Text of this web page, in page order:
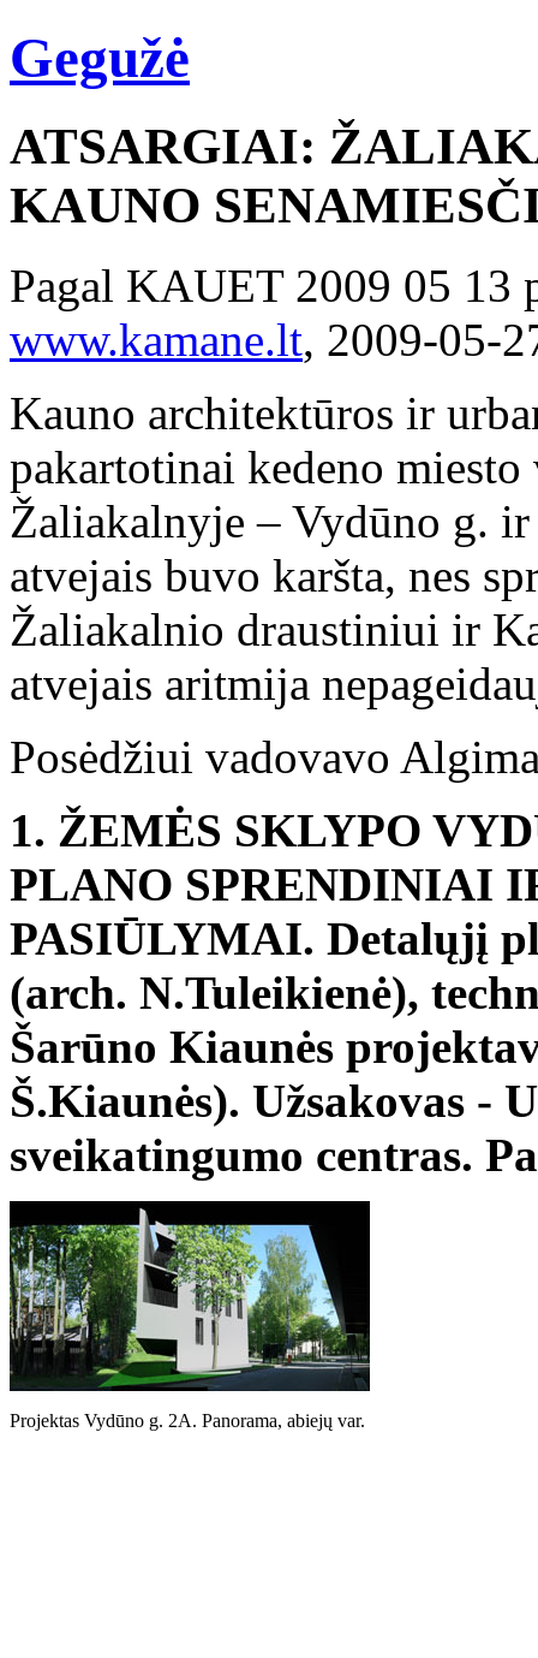
Gegužė
ATSARGIAI:
KAUNO
Pagal KAUET 2009 05 13
www.kamane.lt, 2009-05-
Kauno architektūros ir
pakartotinai kedeno
Žaliakalnyje – Vydūno g.
atvejais buvo karšta, nes
Žaliakalnio draustiniui ir
atvejais aritmija
Posėdžiui vadovavo
1. ŽEMĖS SKLYPO
PLANO SPRENDINIAI
PASIŪLYMAI. Detalųjį
(arch. N.Tuleikienė),
Šarūno Kiaunės
Š.Kiaunės). Užsakovas -
sveikatingumo centras.
Projektas Vydūno g. 2A. Panorama, abiejų var.